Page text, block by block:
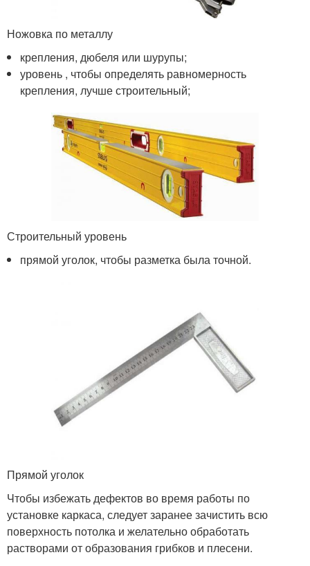
Ножовка по металлу
крепления, дюбеля или шурупы;
уровень , чтобы определять равномерность
крепления, лучше строительный;
Строительный уровень
прямой уголок, чтобы разметка была точной.
Прямой уголок
Чтобы избежать дефектов во время работы по
установке каркаса, следует заранее зачистить всю
поверхность потолка и желательно обработать
растворами от образования грибков и плесени.